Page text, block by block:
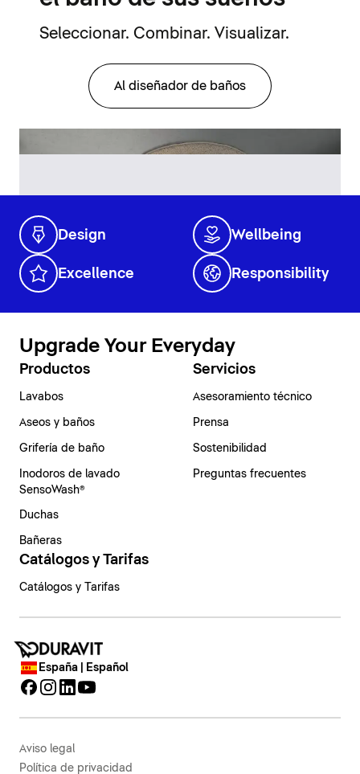
Seleccionar. Combinar. Visualizar.
Al diseñador de baños
Design Wellbeing
Excellence Responsibility
Upgrade Your Everyday
Productos
Lavabos
Aseos y baños
Grifería de baño
Inodoros de lavado
SensoWash®
Duchas
Bañeras
Servicios
Asesoramiento técnico
Prensa
Sostenibilidad
Preguntas frecuentes
Catálogos y Tarifas
Catálogos y Tarifas
España | Español
Aviso legal
Política de privacidad